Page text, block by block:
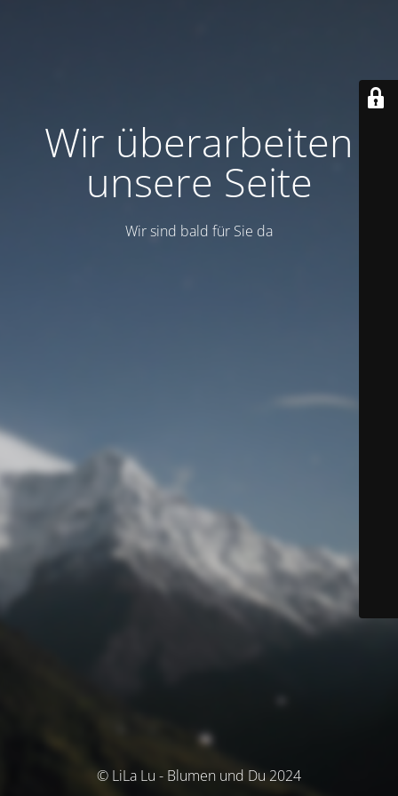
Wir überarbeiten
unsere Seite
Wir sind bald für Sie da
© LiLa Lu - Blumen und Du 2024